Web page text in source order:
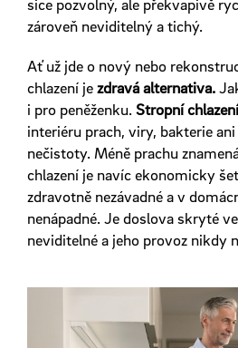
sice pozvolný, ale překvapivě
zároveň neviditelný a tichý.
Ať už jde o nový nebo
chlazení jezdravá alternativa.
i pro peněženku. Stropní
interiéru prach, viry, bakterie
nečistoty. Méně prachu
chlazení je navíc ekonomicky
zdravotně nezávadné a v
nenápadné. Je doslova skryté
neviditelné a jeho provoz nikdy